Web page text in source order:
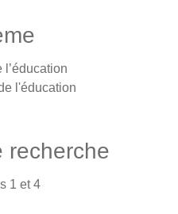
l’éducation
l'éducation
recherche
1 et 4